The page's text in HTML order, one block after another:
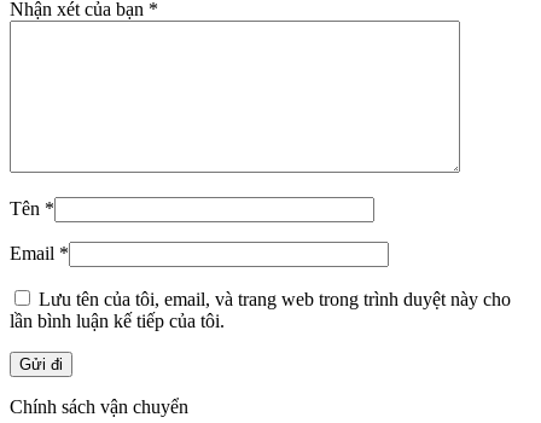
Nhận xét của bạn *
Tên *
Email *
Lưu tên của tôi, email, và trang web trong trình duyệt này cho
lần bình luận kế tiếp của tôi.
Chính sách vận chuyển